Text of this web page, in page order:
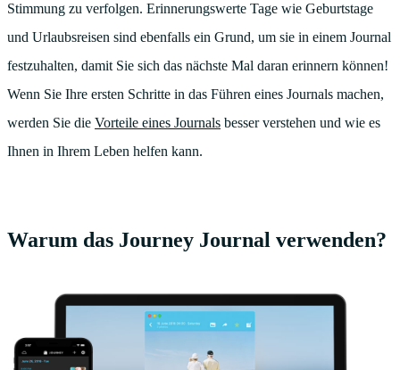
Stimmung zu verfolgen. Erinnerungswerte Tage wie Geburtstage
und Urlaubsreisen sind ebenfalls ein Grund, um sie in einem Journal
festzuhalten, damit Sie sich das nächste Mal daran erinnern können!
Wenn Sie Ihre ersten Schritte in das Führen eines Journals machen,
werden Sie die Vorteile eines Journals besser verstehen und wie es
Ihnen in Ihrem Leben helfen kann.
Warum das Journey Journal verwenden?